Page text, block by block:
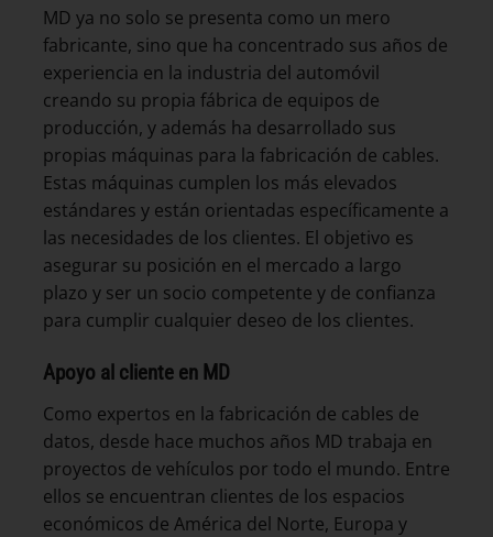
MD ya no solo se presenta como un mero
fabricante, sino que ha concentrado sus años de
experiencia en la industria del automóvil
creando su propia fábrica de equipos de
producción, y además ha desarrollado sus
propias máquinas para la fabricación de cables.
Estas máquinas cumplen los más elevados
estándares y están orientadas específicamente a
las necesidades de los clientes. El objetivo es
asegurar su posición en el mercado a largo
plazo y ser un socio competente y de confianza
para cumplir cualquier deseo de los clientes.
Apoyo al cliente en MD
Como expertos en la fabricación de cables de
datos, desde hace muchos años MD trabaja en
proyectos de vehículos por todo el mundo. Entre
ellos se encuentran clientes de los espacios
económicos de América del Norte, Europa y